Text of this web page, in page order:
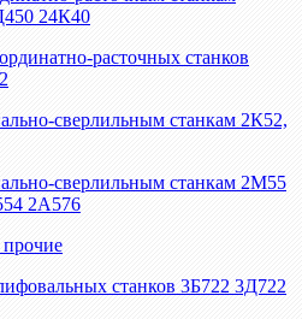
24К40
расточных станков
сверлильным станкам 2К52,
сверлильным станкам 2М55
2А576
станков 3Б722 3Д722